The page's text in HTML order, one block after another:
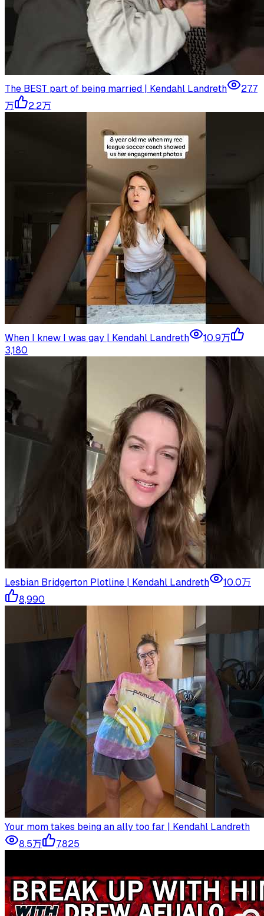
The BEST part of being married | Kendahl Landreth
27.7
万
2.2万
When I knew I was gay | Kendahl Landreth
10.9万
3,180
Lesbian Bridgerton Plotline | Kendahl Landreth
10.0万
8,990
Your mom takes being an ally too far | Kendahl Landreth
8.5万
7,825